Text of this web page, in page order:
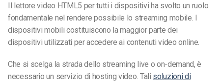
Il lettore video HTML5 per tutti i dispositivi ha svolto un ruolo
fondamentale nel rendere possibile lo streaming mobile. I
dispositivi mobili costituiscono la maggior parte dei
dispositivi utilizzati per accedere ai contenuti video online.
Che si scelga la strada dello streaming live o on-demand, è
necessario un servizio di hosting video. Tali soluzioni di